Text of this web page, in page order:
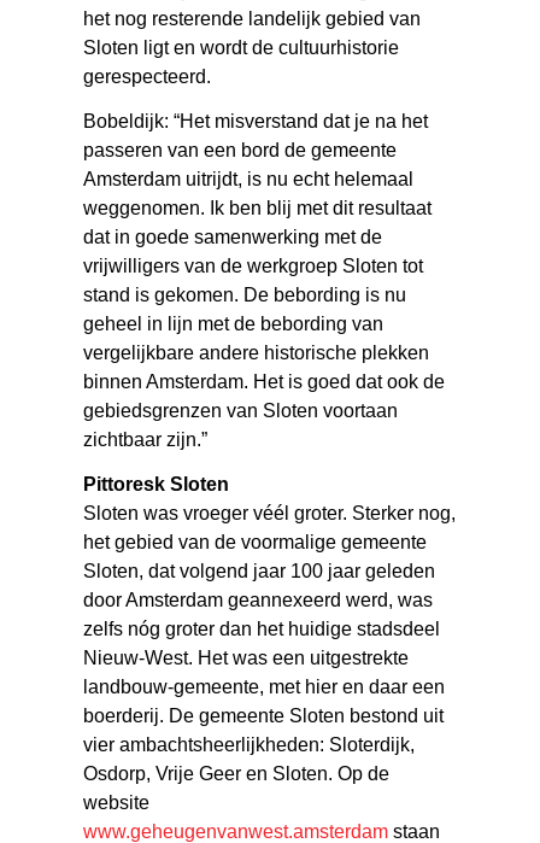
het nog resterende landelijk gebied van
Sloten ligt en wordt de cultuurhistorie
gerespecteerd.
Bobeldijk: “Het misverstand dat je na het
passeren van een bord de gemeente
Amsterdam uitrijdt, is nu echt helemaal
weggenomen. Ik ben blij met dit resultaat
dat in goede samenwerking met de
vrijwilligers van de werkgroep Sloten tot
stand is gekomen. De bebording is nu
geheel in lijn met de bebording van
vergelijkbare andere historische plekken
binnen Amsterdam. Het is goed dat ook de
gebiedsgrenzen van Sloten voortaan
zichtbaar zijn.”
Pittoresk Sloten
Sloten was vroeger véél groter. Sterker nog,
het gebied van de voormalige gemeente
Sloten, dat volgend jaar 100 jaar geleden
door Amsterdam geannexeerd werd, was
zelfs nóg groter dan het huidige stadsdeel
Nieuw-West. Het was een uitgestrekte
landbouw-gemeente, met hier en daar een
boerderij. De gemeente Sloten bestond uit
vier ambachtsheerlijkheden: Sloterdijk,
Osdorp, Vrije Geer en Sloten. Op de
website
www.geheugenvanwest.amsterdam staan